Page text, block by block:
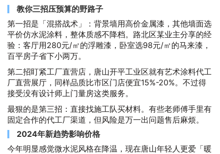
教你三招压预算的野路子
第一招是「混搭战术」：背景墙用高价金属漆，其他墙面选
平价仿水泥涂料，整体质感不降档。路北区某业主分享的经
验：客厅用280元/㎡的浮雕漆，卧室选98元/㎡的马来漆，
百平房子省下小两万。
第二招盯紧工厂直营店，唐山开平工业区就有艺术涂料代工
厂直营展厅，同样品质比市区门店便宜15%-20%。不过得
接受没有设计师上门量房这类服务。
最狠的是第三招：直接找施工队买材料。有些老师傅手里有
固定合作的代工厂渠道，但风险是万一出问题售后麻烦。
2024年新趋势影响价格
今年明显感觉微水泥风格在降温，现在唐山年轻人更爱「暖